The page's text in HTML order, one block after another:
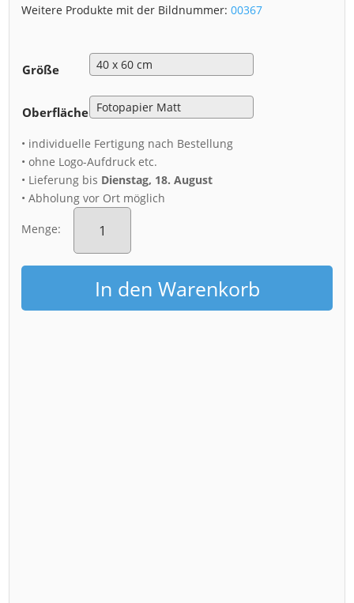
Weitere Produkte mit der Bildnummer:00367
Größe
Oberfläche
• individuelle Fertigung nach Bestellung
• ohne Logo-Aufdruck etc.
• Lieferung bis Dienstag, 18. August
• Abholung vor Ort möglich
Menge:
Poster
(00367)
an
der
Hofkirche
MengeIn den Warenkorb